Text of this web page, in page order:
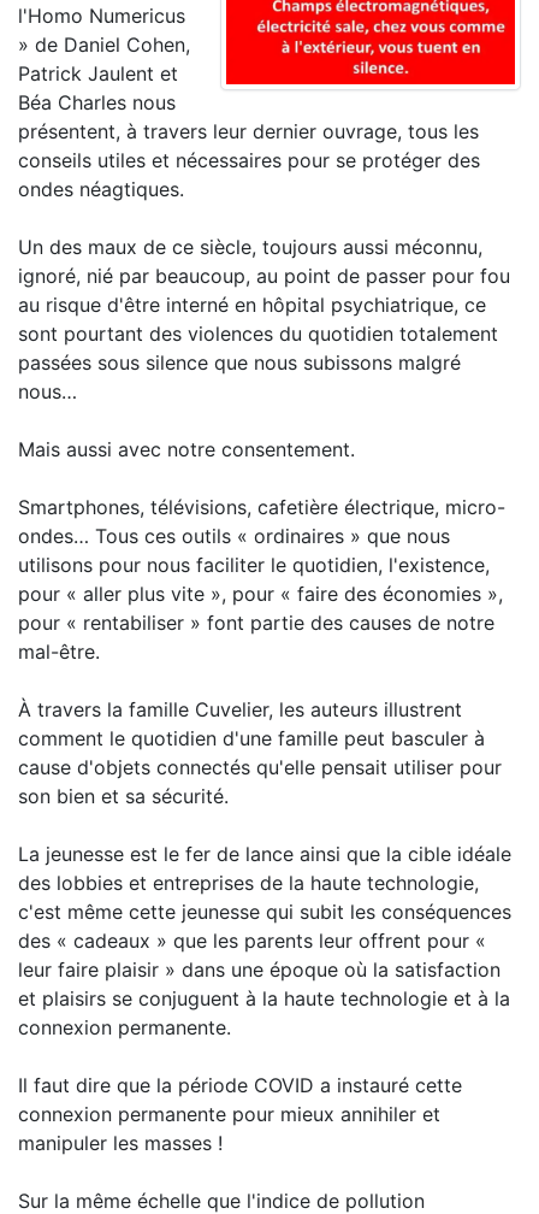
l'Homo Numericus
» de Daniel Cohen,
Patrick Jaulent et
Béa Charles nous
présentent, à travers leur dernier ouvrage, tous les
conseils utiles et nécessaires pour se protéger des
ondes néagtiques.
Un des maux de ce siècle, toujours aussi méconnu,
ignoré, nié par beaucoup, au point de passer pour fou
au risque d'être interné en hôpital psychiatrique, ce
sont pourtant des violences du quotidien totalement
passées sous silence que nous subissons malgré
nous…
Mais aussi avec notre consentement.
Smartphones, télévisions, cafetière électrique, micro-
ondes… Tous ces outils « ordinaires » que nous
utilisons pour nous faciliter le quotidien, l'existence,
pour « aller plus vite », pour « faire des économies »,
pour « rentabiliser » font partie des causes de notre
mal-être.
À travers la famille Cuvelier, les auteurs illustrent
comment le quotidien d'une famille peut basculer à
cause d'objets connectés qu'elle pensait utiliser pour
son bien et sa sécurité.
La jeunesse est le fer de lance ainsi que la cible idéale
des lobbies et entreprises de la haute technologie,
c'est même cette jeunesse qui subit les conséquences
des « cadeaux » que les parents leur offrent pour «
leur faire plaisir » dans une époque où la satisfaction
et plaisirs se conjuguent à la haute technologie et à la
connexion permanente.
Il faut dire que la période COVID a instauré cette
connexion permanente pour mieux annihiler et
manipuler les masses !
Sur la même échelle que l'indice de pollution